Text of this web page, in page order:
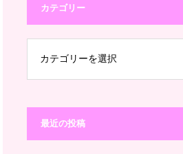
カテゴリー
最近の投稿